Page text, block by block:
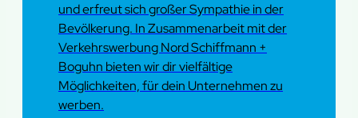
und erfreut sich großer Sympathie in der
Bevölkerung. In Zusammenarbeit mit der
Verkehrswerbung Nord Schiffmann +
Boguhn bieten wir dir vielfältige
Möglichkeiten, für dein Unternehmen zu
werben.